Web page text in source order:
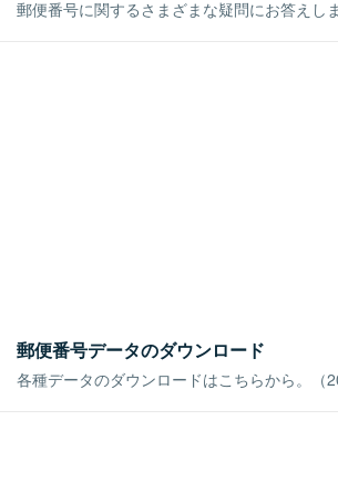
郵便番号に関するさまざまな疑問にお答えしま
郵便番号データのダウンロード
各種データのダウンロードはこちらから。（